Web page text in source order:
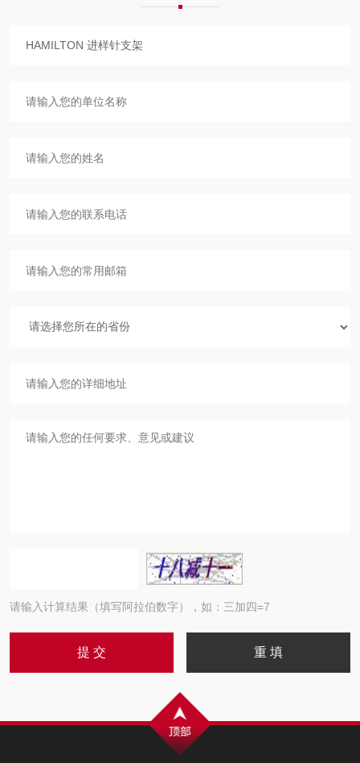
请输入计算结果（填写阿拉伯数字），如：三加四=7